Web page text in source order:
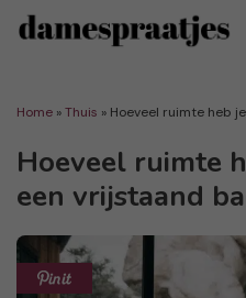
Home »Thuis » Hoeveel ruimte heb
Hoeveel ruimte
een vrijstaand